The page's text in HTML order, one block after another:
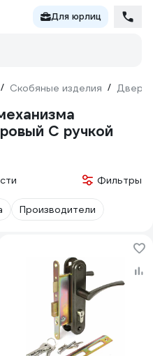
Для юрлиц
/ Скобяные изделия /
С ручкой
Фильтры
Производители